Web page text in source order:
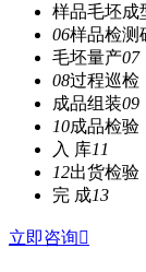
样品毛坯成
06样品检测
毛坯量产07
08过程巡检
成品组装09
10成品检验
入 库11
12出货检验
完 成13
立即咨询